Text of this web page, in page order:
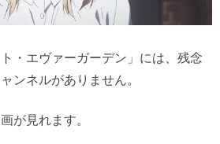
・エヴァーガーデン」には、残念
ンネルがありません。
が見れます。